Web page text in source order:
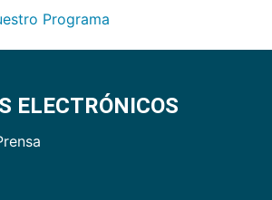
Programa
ELECTRÓNICOS